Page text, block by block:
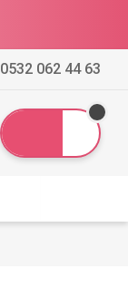
0532 062 44 63